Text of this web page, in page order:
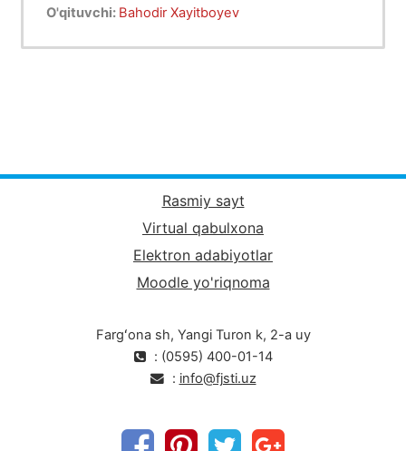
O'qituvchi: Bahodir Xayitboyev
Rasmiy sayt
Virtual qabulxona
Elektron adabiyotlar
Moodle yo'riqnoma
Fargʻona sh, Yangi Turon k, 2-a uy
: (0595) 400-01-14
: info@fjsti.uz